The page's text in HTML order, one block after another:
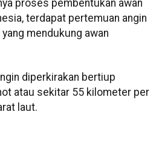
proses pembentukan awan
terdapat pertemuan angin
mendukung awan
diperkirakan bertiup
atau sekitar 55 kilometer per
laut.